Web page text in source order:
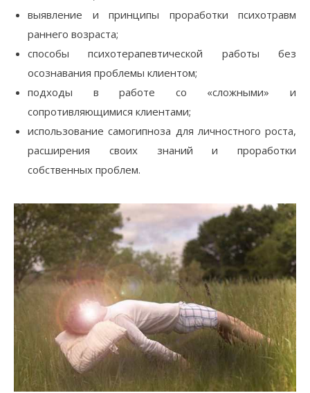
выявление и прин­ципы проработки психотравм
раннего возраста;
cпособы психотерапевтической работы без
осознавания проблемы клиентом;
подходы в работе со «сложными» и
сопротивляющимися клиентами;
использование самогипноза для личностного роста,
расширения своих знаний и проработки
собственных проблем.